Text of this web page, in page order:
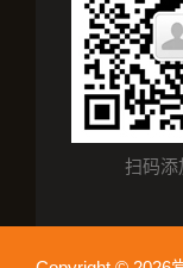
扫码添